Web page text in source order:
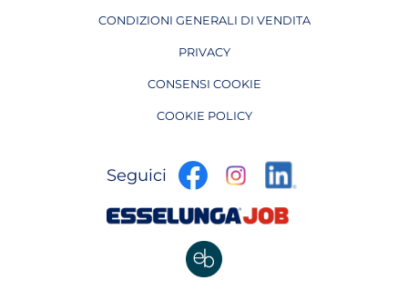
CONDIZIONI GENERALI DI VENDITA
PRIVACY
CONSENSI COOKIE
COOKIE POLICY
Seguici
apre
una
pagina
apre
una
in